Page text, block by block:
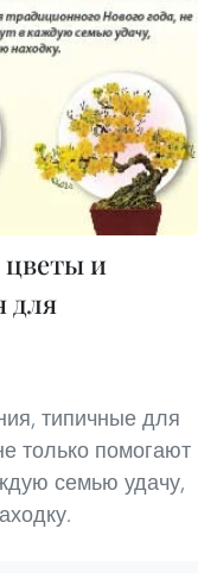
и
для
типичные для
только помогают
семью удачу,